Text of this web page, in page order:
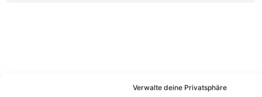
Verwalte deine Privatsphäre